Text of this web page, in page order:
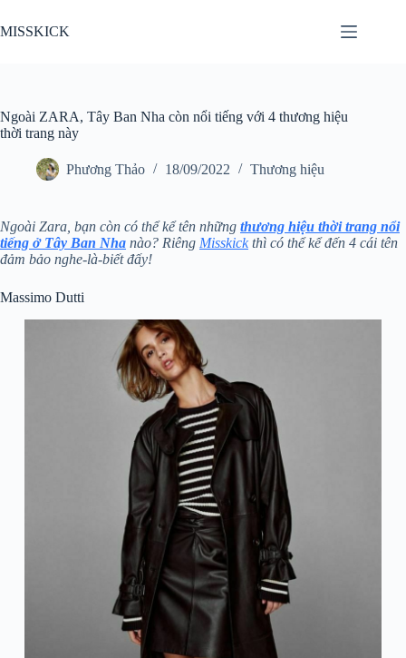
đến
phần
MISSKICK
Ngoài ZARA, Tây Ban Nha còn nổi tiếng với 4 thương hiệu
thời trang này
Phương Thảo 18/09/2022 Thương hiệu
Ngoài Zara, bạn còn có thể kể tên những thương hiệu thời trang nổi
tiếng ở Tây Ban Nha nào? Riêng Misskickthì có thể kể đến 4 cái tên
đảm bảo nghe-là-biết đấy!
Massimo Dutti